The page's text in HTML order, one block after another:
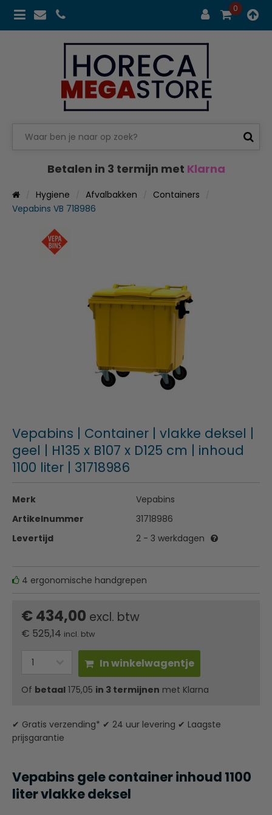
0
Betalen in 3 termijn met Klarna
Hygiene Afvalbakken
Containers
Vepabins VB 718986
Vepabins | Container | vlakke deksel |
geel | H135 x B107 x D125 cm | inhoud
1100 liter | 31718986
Merk
Vepabins
Artikelnummer
31718986
Levertijd
2 - 3 werkdagen
4 ergonomische handgrepen
€ 434,00 excl. btw
€ 525,14 incl. btw
In winkelwagentje
Of betaal 175,05 in 3 termijnen met Klarna
✔ Gratis verzending* ✔ 24 uur levering ✔ Laagste
prijsgarantie
Vepabins gele container inhoud 1100
liter vlakke deksel